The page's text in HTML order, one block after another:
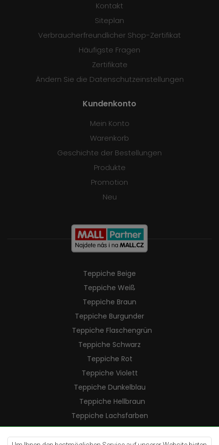
Kontakt
Siteplan
Verbraucherfreundlicher Shop-Zertifikat
Häufigste Fragen
Zertifikate
Ändern Sie die Datenschutzeinstellungen
Kundenkonto
Mein Konto
Warenkorb
Geschichte der Bestellungen
Produkte
Promotion
Neu
Teppiche Beige
Teppiche Weiß
Teppiche Braun
Teppiche Burgunder
Teppiche Flaschengrün
Teppiche Schwarz
Teppiche Rot
Teppiche Violett
Teppiche Dunkelblau
Teppiche Hellbraun
Teppiche Lachsfarben
Teppiche Cremefarben